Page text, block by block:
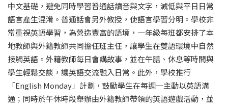
中文基礎，避免同時學習普通話讀音與文字，減低與平日日常
語言產生混淆。普通話會另外教授，使語言學習分明。學校非
常重視英語學習，為營造豐富的語境，一年級每班都安排了本
地教師與外籍教師共同擔任班主任，讓學生在雙語環境中自然
接觸英語。外籍教師每日會講故事，並在午膳、休息等時間與
學生輕鬆交談，讓英語交流融入日常。此外，學校推行
「English Monday」計劃，鼓勵學生在每週一主動以英語溝
通；同時於午休時段舉辦由外籍教師帶領的英語遊戲活動，並